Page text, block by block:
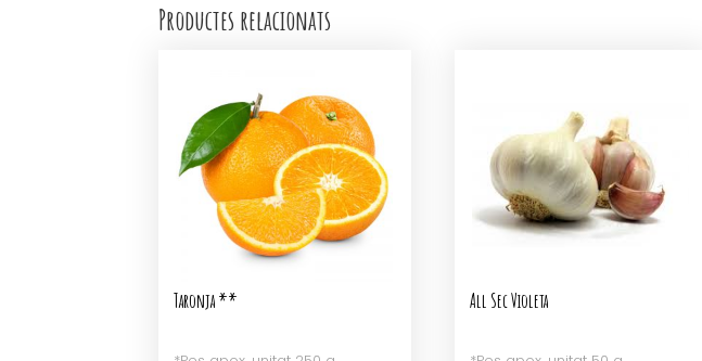
Productes relacionats
Taronja ** All Sec Violeta